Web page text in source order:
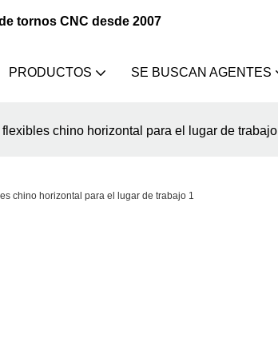
tornos CNC desde 2007
PRODUCTOS SE BUSCAN AGENTES
chino horizontal para el lugar de trabajo